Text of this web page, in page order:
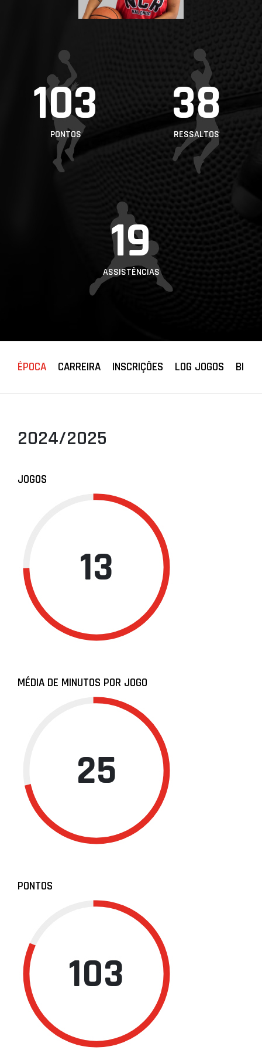
MASCULINA
LIGA BETCLIC
FEMININA
103
PONTOS
38
RESSALTOS
19
ASSISTÊNCIAS
ÉPOCA CARREIRA INSCRIÇÕES LOG JOGOS
2024/2025
JOGOS
13
MÉDIA DE MINUTOS POR JOGO
25
PONTOS
103